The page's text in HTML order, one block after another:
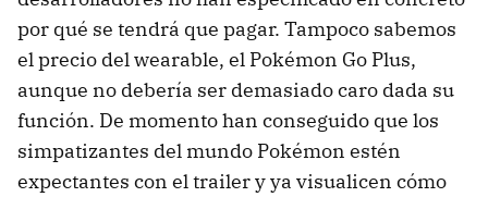
por qué se tendrá que pagar. Tampoco sabemos
el precio del wearable, el Pokémon Go Plus,
aunque no debería ser demasiado caro dada su
función. De momento han conseguido que los
simpatizantes del mundo Pokémon estén
expectantes con el trailer y ya visualicen cómo